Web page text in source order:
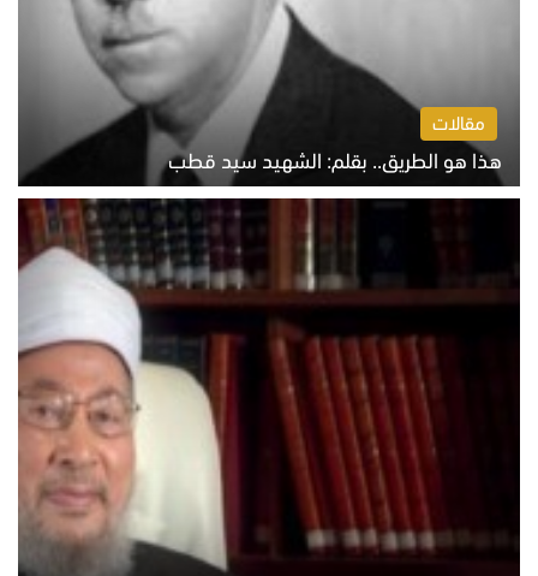
مقالات
هذا هو الطريق.. بقلم: الشهيد سيد قطب
الخميس 6 أغسطس 2026 10:52 ص